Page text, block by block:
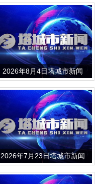
2026年8月4日塔城市新闻
2026年7月23日塔城市新闻